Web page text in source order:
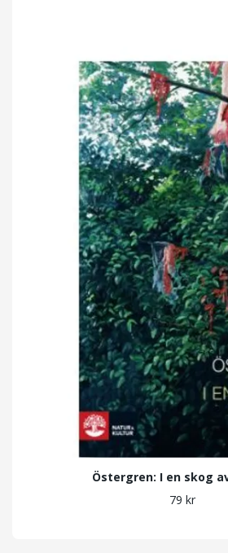
Östergren: I en skog
79 kr